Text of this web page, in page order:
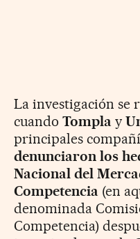
La investigación se
cuando Tompla y
principales
denunciaron los
Nacional del
Competencia (en
denominada
Competencia)